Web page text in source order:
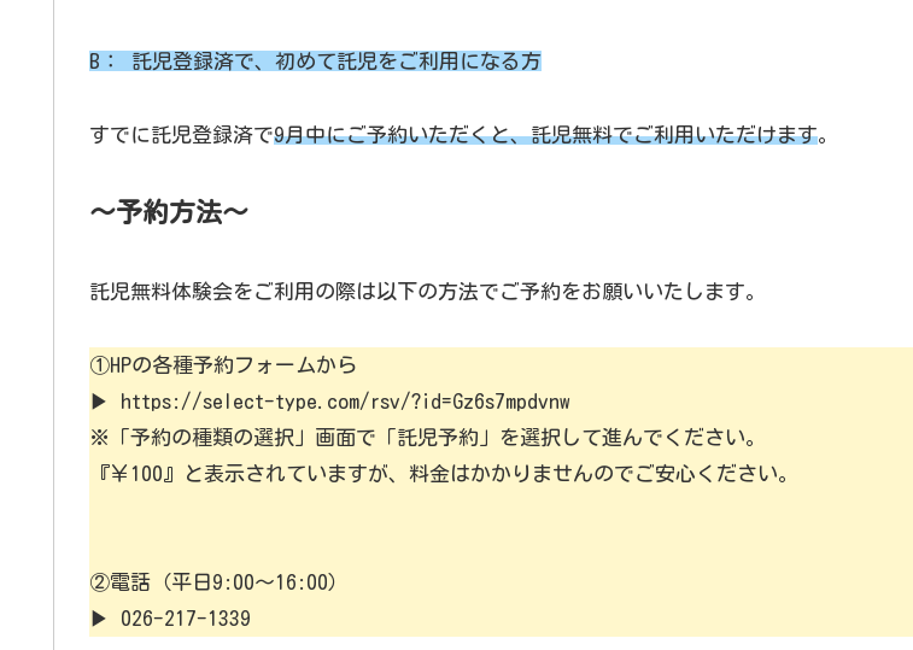
B： 託児登録済で、初めて託児をご利用になる方
すでに託児登録済で9月中にご予約いただくと、託児無料でご利用いただけます。
～予約方法～
託児無料体験会をご利用の際は以下の方法でご予約をお願いいたします。
①HPの各種予約フォームから
▶ https://select-type.com/rsv/?id=Gz6s7mpdvnw
※「予約の種類の選択」画面で「託児予約」を選択して進んでください。
『￥100』と表示されていますが、料金はかかりませんのでご安心ください。
②電話（平日9:00～16:00）
▶ 026-217-1339